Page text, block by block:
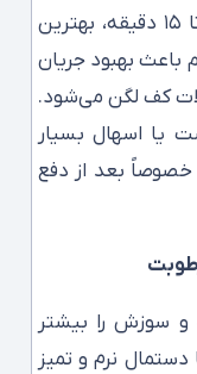
نشستن در لگن آب ولرم به‌مدت ۱۰ تا ۱۵ دقیقه، بهترین
باعث بهبود جریان
کف لگن می‌شود.
یا اسهال بسیار
خصوصاً بعد از دفع
و سوزش را بیشتر
نرم و تمیز